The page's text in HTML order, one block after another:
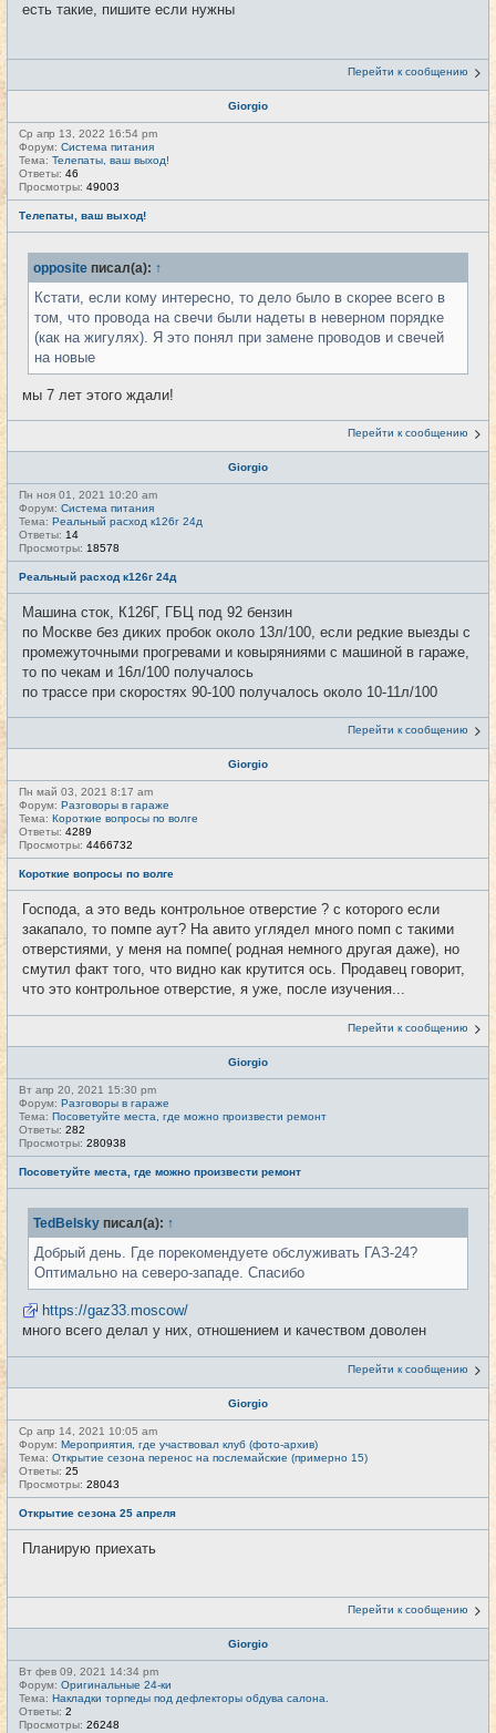
есть такие, пишите если нужны
Перейти к сообщению
Giorgio
Ср апр 13, 2022 16:54 pm
Форум: Система питания
Тема: Телепаты, ваш выход!
Ответы: 46
Просмотры: 49003
Телепаты, ваш выход!
opposite писал(а): ↑
Кстати, если кому интересно, то дело было в скорее всего в
том, что провода на свечи были надеты в неверном порядке
(как на жигулях). Я это понял при замене проводов и свечей
на новые
мы 7 лет этого ждали!
Перейти к сообщению
Giorgio
Пн ноя 01, 2021 10:20 am
Форум: Система питания
Тема: Реальный расход к126г 24д
Ответы: 14
Просмотры: 18578
Реальный расход к126г 24д
Машина сток, К126Г, ГБЦ под 92 бензин
по Москве без диких пробок около 13л/100, если редкие выезды с
промежуточными прогревами и ковыряниями с машиной в гараже,
то по чекам и 16л/100 получалось
по трассе при скоростях 90-100 получалось около 10-11л/100
Перейти к сообщению
Giorgio
Пн май 03, 2021 8:17 am
Форум: Разговоры в гараже
Тема: Короткие вопросы по волге
Ответы: 4289
Просмотры: 4466732
Короткие вопросы по волге
Господа, а это ведь контрольное отверстие ? с которого если
закапало, то помпе аут? На авито углядел много помп с такими
отверстиями, у меня на помпе( родная немного другая даже), но
смутил факт того, что видно как крутится ось. Продавец говорит,
что это контрольное отверстие, я уже, после изучения...
Перейти к сообщению
Giorgio
Вт апр 20, 2021 15:30 pm
Форум: Разговоры в гараже
Тема: Посоветуйте места, где можно произвести ремонт
Ответы: 282
Просмотры: 280938
Посоветуйте места, где можно произвести ремонт
TedBelsky писал(а): ↑
Добрый день. Где порекомендуете обслуживать ГАЗ-24?
Оптимально на северо-западе. Спасибо
https://gaz33.moscow/
много всего делал у них, отношением и качеством доволен
Перейти к сообщению
Giorgio
Ср апр 14, 2021 10:05 am
Форум: Мероприятия, где участвовал клуб (фото-архив)
Тема: Открытие сезона перенос на послемайские (примерно 15)
Ответы: 25
Просмотры: 28043
Открытие сезона 25 апреля
Планирую приехать
Перейти к сообщению
Giorgio
Вт фев 09, 2021 14:34 pm
Форум: Оригинальные 24-ки
Тема: Накладки торпеды под дефлекторы обдува салона.
Ответы: 2
Просмотры: 26248